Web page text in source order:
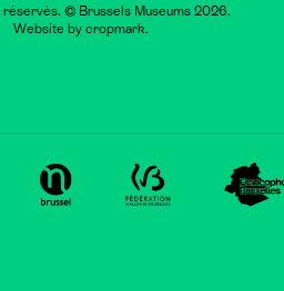
réservés. © Brussels Museums 2026.
Website by cropmark.